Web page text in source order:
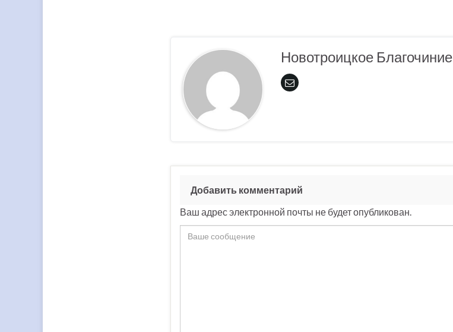
Новотроицкое Благочиние
Добавить комментарий
Ваш адрес электронной почты не будет опубликован.